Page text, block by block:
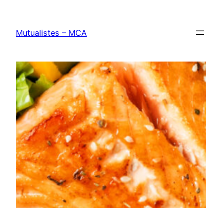
contenu
Mutualistes – MCA